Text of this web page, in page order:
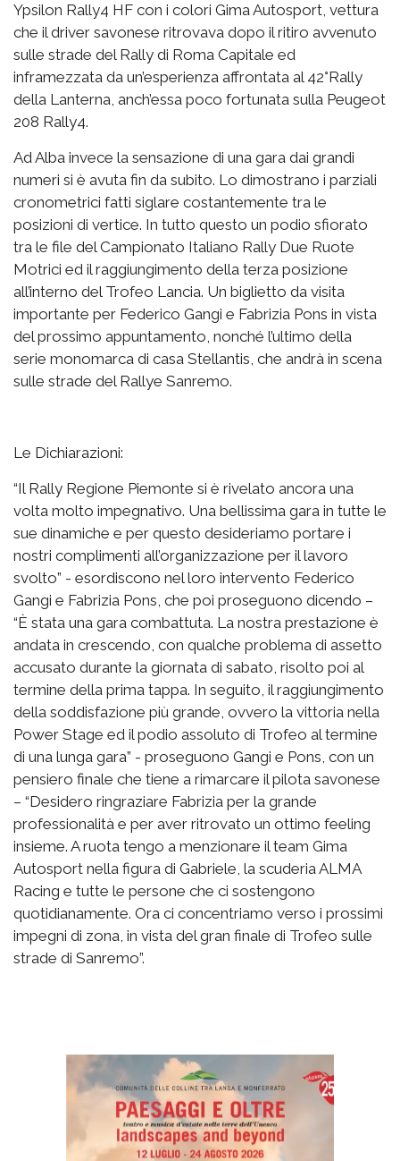
Ypsilon Rally4 HF con i colori Gima Autosport, vettura
che il driver savonese ritrovava dopo il ritiro avvenuto
sulle strade del Rally di Roma Capitale ed
inframezzata da un’esperienza affrontata al 42°Rally
della Lanterna, anch’essa poco fortunata sulla Peugeot
208 Rally4.
Ad Alba invece la sensazione di una gara dai grandi
numeri si è avuta fin da subito. Lo dimostrano i parziali
cronometrici fatti siglare costantemente tra le
posizioni di vertice. In tutto questo un podio sfiorato
tra le file del Campionato Italiano Rally Due Ruote
Motrici ed il raggiungimento della terza posizione
all’interno del Trofeo Lancia. Un biglietto da visita
importante per Federico Gangi e Fabrizia Pons in vista
del prossimo appuntamento, nonché l’ultimo della
serie monomarca di casa Stellantis, che andrà in scena
sulle strade del Rallye Sanremo.
Le Dichiarazioni:
“Il Rally Regione Piemonte si è rivelato ancora una
volta molto impegnativo. Una bellissima gara in tutte le
sue dinamiche e per questo desideriamo portare i
nostri complimenti all’organizzazione per il lavoro
svolto” - esordiscono nel loro intervento Federico
Gangi e Fabrizia Pons, che poi proseguono dicendo –
“È stata una gara combattuta. La nostra prestazione è
andata in crescendo, con qualche problema di assetto
accusato durante la giornata di sabato, risolto poi al
termine della prima tappa. In seguito, il raggiungimento
della soddisfazione più grande, ovvero la vittoria nella
Power Stage ed il podio assoluto di Trofeo al termine
di una lunga gara” - proseguono Gangi e Pons, con un
pensiero finale che tiene a rimarcare il pilota savonese
– “Desidero ringraziare Fabrizia per la grande
professionalità e per aver ritrovato un ottimo feeling
insieme. A ruota tengo a menzionare il team Gima
Autosport nella figura di Gabriele, la scuderia ALMA
Racing e tutte le persone che ci sostengono
quotidianamente. Ora ci concentriamo verso i prossimi
impegni di zona, in vista del gran finale di Trofeo sulle
strade di Sanremo”.